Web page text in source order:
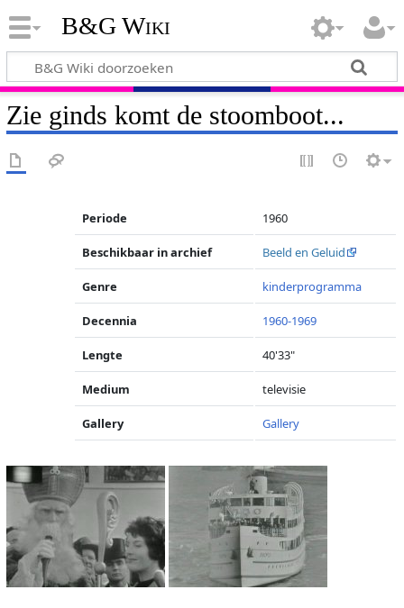
B&G Wiki
Zie ginds komt de stoomboot...
Periode 1960
Beschikbaar in archief Beeld en Geluid
Genre kinderprogramma
Decennia 1960-1969
Lengte 40'33"
Medium televisie
Gallery Gallery